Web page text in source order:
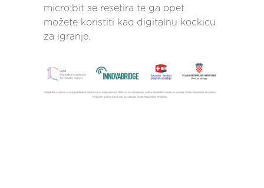
micro:bit se resetira te ga opet
možete koristiti kao digitalnu kockicu
za igranje.